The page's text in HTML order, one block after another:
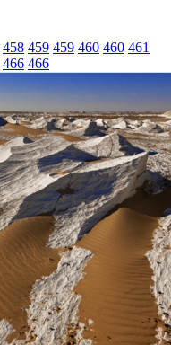
458 459 459 460 460 461
466 466